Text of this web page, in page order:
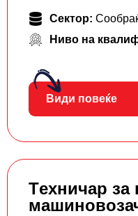
Сектор:
Ниво на
Види повеќе
Tехничар за